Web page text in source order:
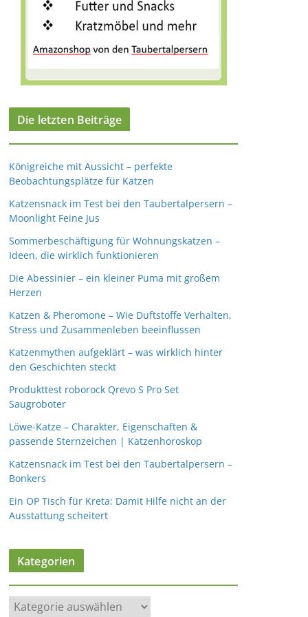
Die letzten Beiträge
Königreiche mit Aussicht – perfekte
Beobachtungsplätze für Katzen
Katzensnack im Test bei den Taubertalpersern –
Moonlight Feine Jus
Sommerbeschäftigung für Wohnungskatzen –
Ideen, die wirklich funktionieren
Die Abessinier – ein kleiner Puma mit großem
Herzen
Katzen & Pheromone – Wie Duftstoffe Verhalten,
Stress und Zusammenleben beeinflussen
Katzenmythen aufgeklärt – was wirklich hinter
den Geschichten steckt
Produkttest roborock Qrevo S Pro Set
Saugroboter
Löwe-Katze – Charakter, Eigenschaften &
passende Sternzeichen | Katzenhoroskop
Katzensnack im Test bei den Taubertalpersern –
Bonkers
Ein OP Tisch für Kreta: Damit Hilfe nicht an der
Ausstattung scheitert
Kategorien